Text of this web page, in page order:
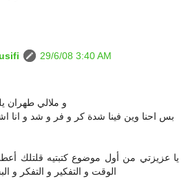
29/6/08 3:40 AM
و ملالي طهران
بس احنا وين فينا شدة كر و فر و شد و انا
يا عزيزتي من أول موضوع كتبتيه قلتلك
الوقت و التفكير و التفكر و